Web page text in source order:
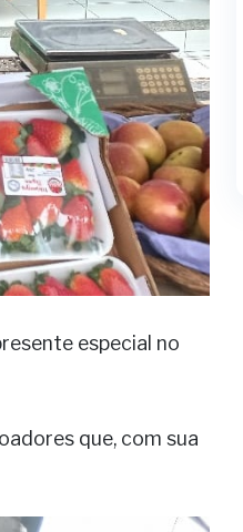
especial no
que, com sua